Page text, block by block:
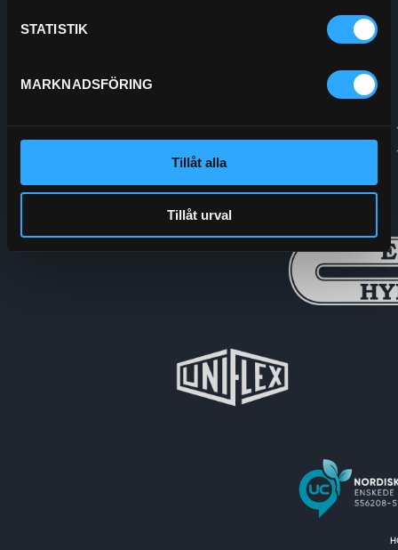
STATISTIK
MARKNADSFÖRING
Tillåt alla
Tillåt urval
Org.nr:
556208-5778